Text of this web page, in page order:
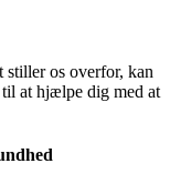
stiller os overfor, kan
at hjælpe dig med at